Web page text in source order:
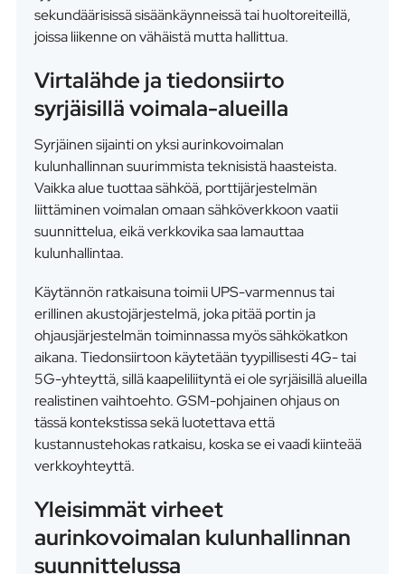
sekundäärisissä sisäänkäynneissä tai huoltoreiteillä,
joissa liikenne on vähäistä mutta hallittua.
Virtalähde ja tiedonsiirto
syrjäisillä voimala-alueilla
Syrjäinen sijainti on yksi aurinkovoimalan
kulunhallinnan suurimmista teknisistä haasteista.
Vaikka alue tuottaa sähköä, porttijärjestelmän
liittäminen voimalan omaan sähköverkkoon vaatii
suunnittelua, eikä verkkovika saa lamauttaa
kulunhallintaa.
Käytännön ratkaisuna toimii UPS-varmennus tai
erillinen akustojärjestelmä, joka pitää portin ja
ohjausjärjestelmän toiminnassa myös sähkökatkon
aikana. Tiedonsiirtoon käytetään tyypillisesti 4G- tai
5G-yhteyttä, sillä kaapeliliityntä ei ole syrjäisillä alueilla
realistinen vaihtoehto. GSM-pohjainen ohjaus on
tässä kontekstissa sekä luotettava että
kustannustehokas ratkaisu, koska se ei vaadi kiinteää
verkkoyhteyttä.
Yleisimmät virheet
aurinkovoimalan kulunhallinnan
suunnittelussa